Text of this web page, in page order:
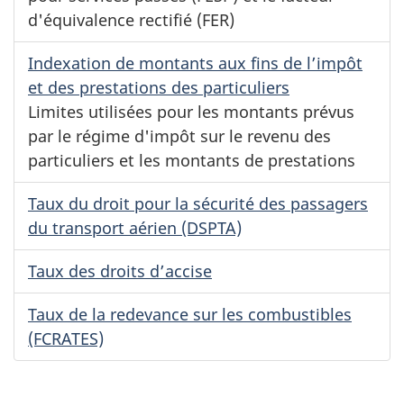
d'équivalence rectifié (FER)
Indexation de montants aux fins de l’impôt
et des prestations des particuliers
Limites utilisées pour les montants prévus
par le régime d'impôt sur le revenu des
particuliers et les montants de prestations
Taux du droit pour la sécurité des passagers
du transport aérien (DSPTA)
Taux des droits d’accise
Taux de la redevance sur les combustibles
(FCRATES)